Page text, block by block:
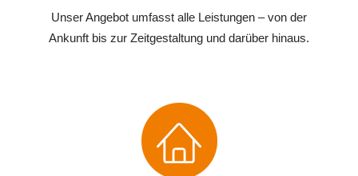
Unser Angebot umfasst alle Leistungen – von der
Ankunft bis zur Zeitgestaltung und darüber hinaus.